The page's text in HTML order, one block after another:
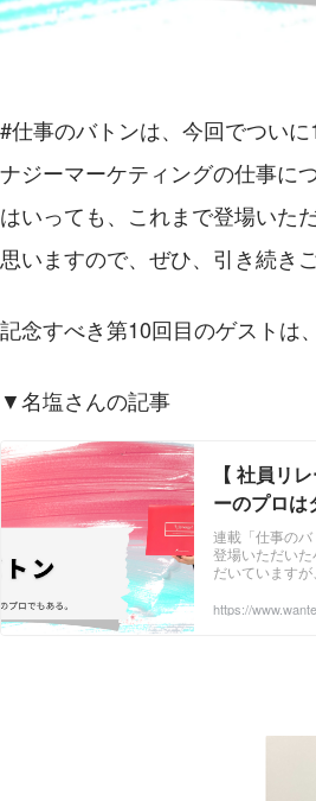
#仕事のバトンは、今回でつい
ナジーマーケティングの仕事に
はいっても、これまで登場いた
思いますので、ぜひ、引き続き
記念すべき第10回目のゲストは
▼名塩さんの記事
【 社員リ
ーのプロは
連載「仕事の
登場いただい
だいています
https://